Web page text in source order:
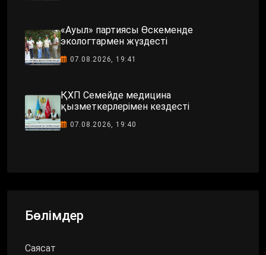
«Ауыл» партиясы Өскеменде
экологтармен жүздесті
07.08.2026, 19:41
ҚХП Семейде медицина
қызметкерлерімен кездесті
07.08.2026, 19:40
Бөлімдер
Саясат